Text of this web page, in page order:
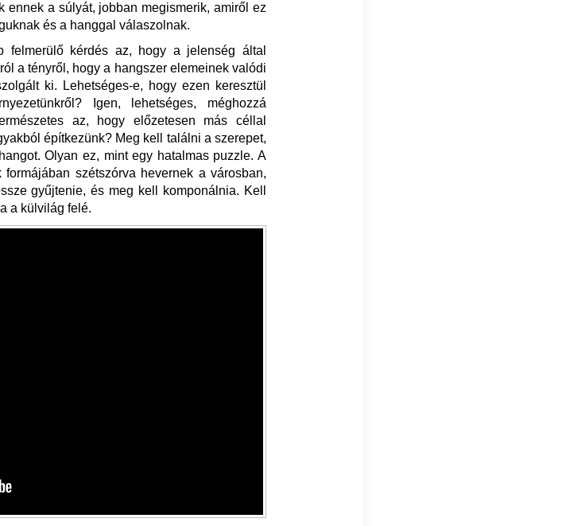
a súlyát, jobban megismerik, amiről ez
és a hanggal válaszolnak.
felmerülő kérdés az, hogy a jelenség által
a tényről, hogy a hangszer elemeinek valódi
ki. Lehetséges-e, hogy ezen keresztül
Igen, lehetséges, méghozzá
az, hogy előzetesen más céllal
építkezünk? Meg kell találni a szerepet,
Olyan ez, mint egy hatalmas puzzle. A
szétszórva hevernek a városban,
gyűjtenie, és meg kell komponálnia. Kell
a külvilág felé.